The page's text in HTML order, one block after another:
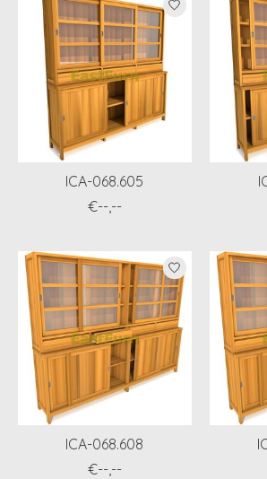
ICA-068.605
€--,--
ICA-068.608
€--,--